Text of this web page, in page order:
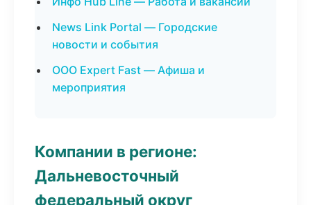
News Link Portal — Городские
новости и события
ООО Expert Fast — Афиша и
мероприятия
Компании в регионе:
Дальневосточный
федеральный округ